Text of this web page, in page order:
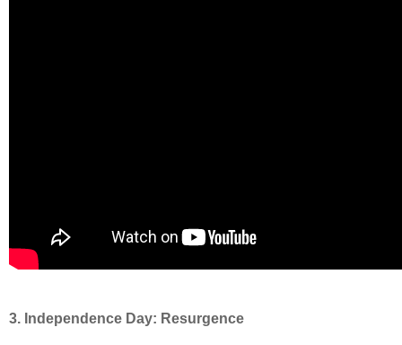
3. Independence Day: Resurgence